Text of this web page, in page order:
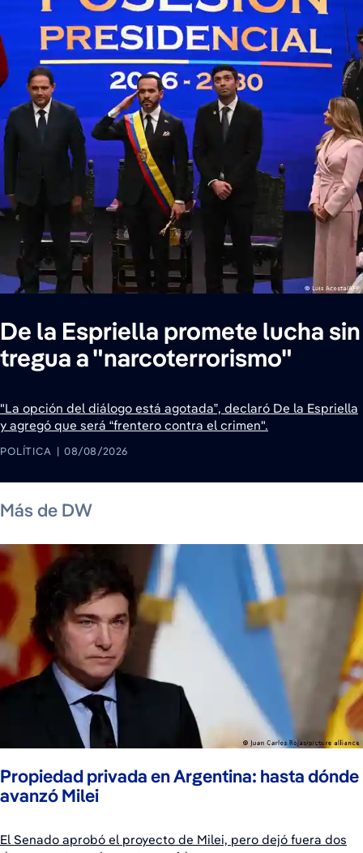
De la Espriella promete lucha sin
tregua a "narcoterrorismo"
"La opción del diálogo está agotada”, declaró De la Espriella
y agregó que será “frentero contra el crimen".
POLÍTICA 08/08/2026
Más de DW
Propiedad privada en Argentina: hasta dónde
avanzó Milei
El Senado aprobó el proyecto de Milei, pero dejó fuera dos
7 de agosto de 2026
7 de agosto de 2026
7 de agosto de 2026
7 de agosto de 2026
7 de agosto de 2026 7 de agosto de 2026